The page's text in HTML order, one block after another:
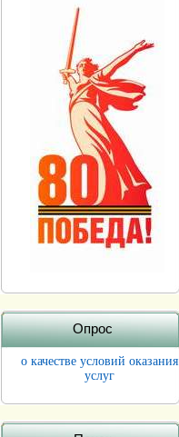
Опрос
о качестве условий оказания
услуг